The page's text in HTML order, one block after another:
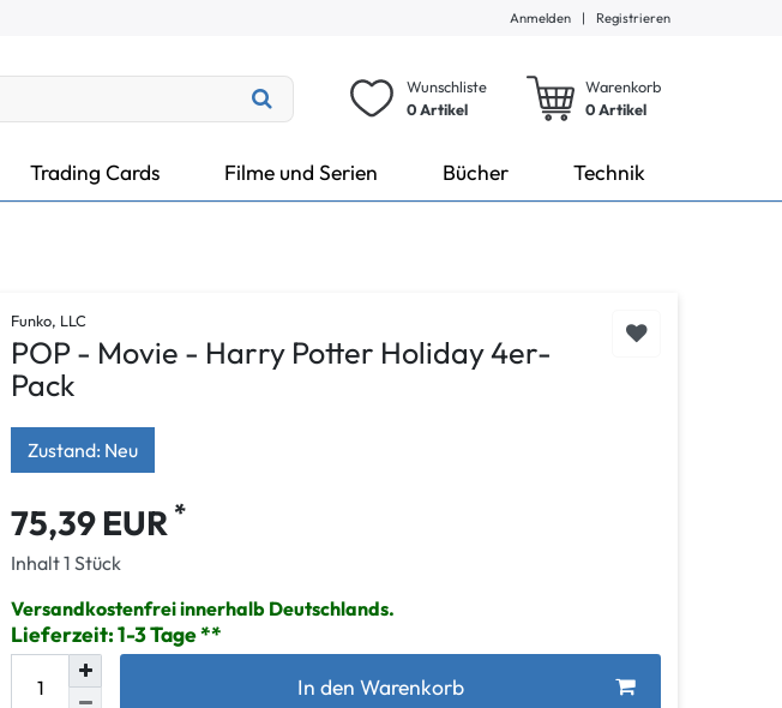
Anmelden | Registrieren
Wunschliste
0 Artikel
Warenkorb
0Artikel
Trading Cards Filme und Serien Bücher Technik
Funko, LLC
POP - Movie - Harry Potter Holiday 4er-
Pack
Zustand: Neu
75,39 EUR *
Inhalt1 Stück
Versandkostenfrei innerhalb Deutschlands.
Lieferzeit: 1-3 Tage
In den Warenkorb